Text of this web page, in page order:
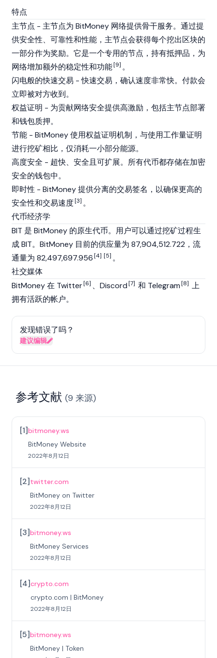
特点
主节点 - 主节点为 BitMoney 网络提供骨干服务。通过提
供安全性、可靠性和性能，主节点会获得每个挖出区块的
一部分作为奖励。它是一个专用的节点，持有抵押品，为
网络增加额外的稳定性和功能[9] 。
闪电般的快速交易 - 快速交易，确认速度非常快。付款会
立即被对方收到。
权益证明 - 为贡献网络安全提供高激励，包括主节点部署
和钱包质押。
节能 - BitMoney 使用权益证明机制，与使用工作量证明
进行挖矿相比，仅消耗一小部分能源。
高度安全 - 超快、安全且可扩展。所有代币都存储在加密
安全的钱包中。
即时性 - BitMoney 提供分离的交易签名，以确保更高的
安全性和交易速度[3] 。
代币经济学
BIT 是 BitMoney 的原生代币。用户可以通过挖矿过程生
成 BIT。BitMoney 目前的供应量为 87,904,512.722，流
通量为 82,497,697.956[4] [5] 。
社交媒体
BitMoney 在 Twitter[6] 、Discord[7] 和 Telegram[8] 上
拥有活跃的帐户。
发现错误了吗？
建议编辑
参考文献 (9 来源)
[1]bitmoney.ws
BitMoney Website
2022年8月12日
[2] twitter.com
BitMoney on Twitter
2022年8月12日
[3]bitmoney.ws
BitMoney Services
2022年8月12日
[4]crypto.com
crypto.com | BitMoney
2022年8月12日
[5]bitmoney.ws
BitMoney | Token